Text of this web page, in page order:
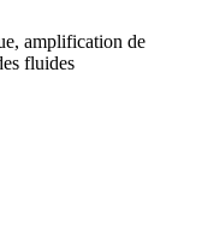
amplification de
fluides